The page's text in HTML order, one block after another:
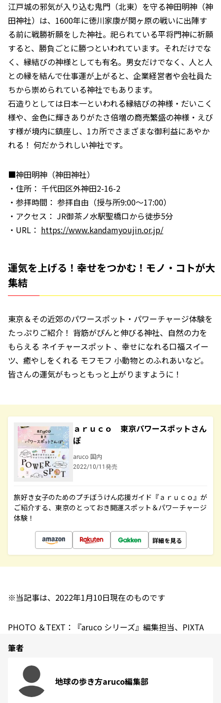
江戸城の邪気が入り込む鬼門（北東）を守る神田明神（神
田神社）は、1600年に徳川家康が関ヶ原の戦いに出陣す
る前に戦勝祈願をした神社。祀られている平将門神に祈願
すると、勝負ごとに勝つといわれています。それだけでな
く、縁結びの神様としても有名。男女だけでなく、人と人
との縁を結んで仕事運が上がると、企業経営者や会社員た
ちから崇められている神社でもあります。
石造りとしては日本一といわれる縁結びの神様・だいこく
様や、金色に輝きありがたさ倍増の商売繁盛の神様・えび
す様が境内に鎮座し、1カ所でさまざまな御利益にあやか
れる！ 何だかうれしい神社です。
■神田明神（神田神社）
・住所： 千代田区外神田2-16-2
・参拝時間： 参拝自由（授与所9:00～17:00）
・アクセス： JR御茶ノ水駅聖橋口から徒歩5分
・URL： https://www.kandamyoujin.or.jp/
運気を上げる！幸せをつかむ！モノ・コトが大
集結
東京＆その近郊のパワースポット・パワーチャージ体験を
たっぷりご紹介！ 背筋がぴんと伸びる神社、自然の力を
もらえる ネイチャースポット 、幸せになれる口福スイー
ツ、癒やしをくれる モフモフ 小動物とのふれあいなど。
皆さんの運気がもっともっと上がりますように！
ａｒｕｃｏ 東京パワースポットさん
ぽ
aruco 国内
2022/10/11発売
旅好き女子のためのプチぼうけん応援ガイド『ａｒｕｃｏ』が
ご紹介する、東京のとっておき開運スポット＆パワーチャージ
体験！
詳細を見る
※当記事は、2022年1月10日現在のものです
PHOTO ＆TEXT：『aruco シリーズ』編集担当、PIXTA
筆者
地球の歩き方aruco編集部